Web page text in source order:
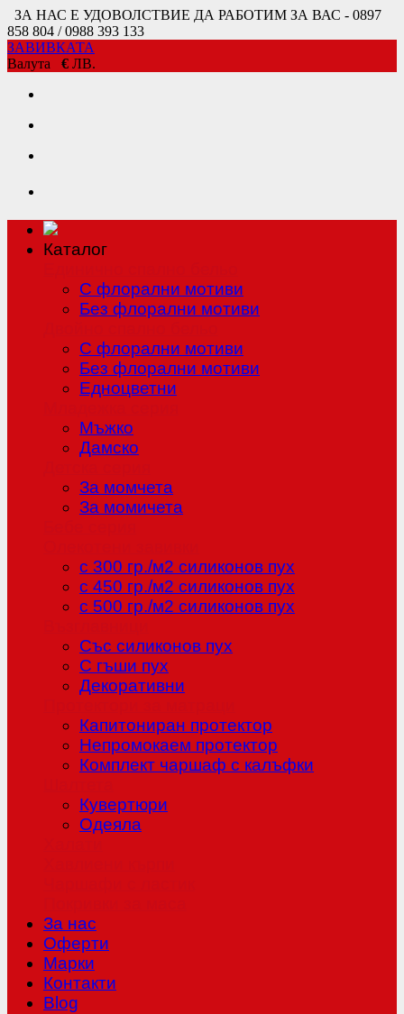
ЗА НАС Е УДОВОЛСТВИЕ ДА РАБОТИМ ЗА ВАС - 0897
858 804 / 0988 393 133
ЗАВИВКАТА
Валута € ЛВ.
Каталог
С флорални мотиви
Без флорални мотиви
С флорални мотиви
Без флорални мотиви
Едноцветни
Мъжко
Дамско
За момчета
За момичета
с 300 гр./м2 силиконов пух
с 450 гр./м2 силиконов пух
с 500 гр./м2 силиконов пух
Със силиконов пух
С гъши пух
Декоративни
Капитониран протектор
Непромокаем протектор
Комплект чаршаф с калъфки
Кувертюри
Одеяла
За нас
Оферти
Mарки
Контакти
Blog